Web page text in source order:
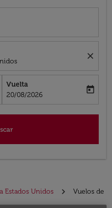
close
label
Vuelta
fc-booking-return-date-aria-label
20/08/2026
today
Estados Unidos
Vuelos de